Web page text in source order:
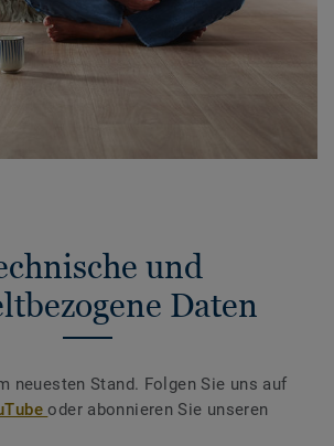
und
Daten
neuesten Stand. Folgen Sie uns auf
oder abonnieren Sie unseren